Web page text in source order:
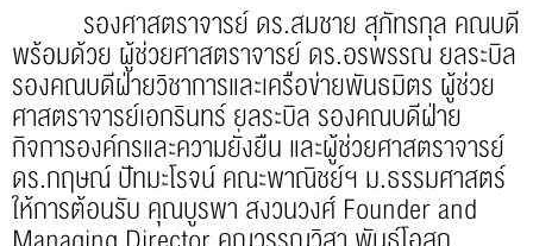
รองศาสตราจารย์ ดร.สมชาย สุภัทรกุล คณบดี
พร้อมด้วย ผู้ช่วยศาสตราจารย์ ดร.อรพรรณ ยลระบิล
รองคณบดีฝ่ายวิชาการและเครือข่ายพันธมิตร ผู้ช่วย
ศาสตราจารย์เอกรินทร์ ยลระบิล รองคณบดีฝ่าย
กิจการองค์กรและความยั่งยืน และผู้ช่วยศาสตราจารย์
ดร.กฤษณ์ ปัทมะโรจน์ คณะพาณิชย์ฯ ม.ธรรมศาสตร์
ให้การต้อนรับ คุณบูรพา สงวนวงศ์ Founder and